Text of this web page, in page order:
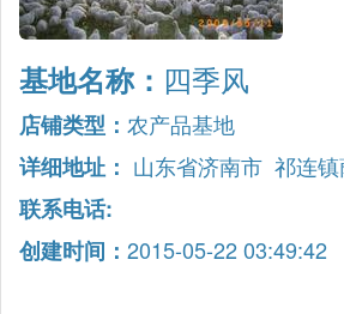
基地名称： 四季风
店铺类型： 农产品基地
详细地址： 山东省济南市 祁连镇
联系电话:
创建时间： 2015-05-22 03:49:42